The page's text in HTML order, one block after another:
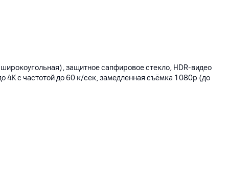
защитное сапфировое стекло, HDR‑видео
4K с частотой до 60 к/сек, замедленная съёмка 1080p (до